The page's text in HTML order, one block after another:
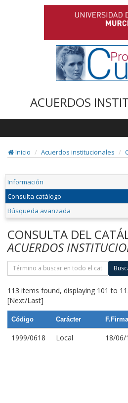
ACUERDOS
Inicio
Acuerdos institucionales
Información
Consulta catálogo
Búsqueda avanzada
CONSULTA DEL
ACUERDOS
113 items found, displaying 101 to
[Next/Last]
Código Carácter F.Firma
1999/0618 Local 18/06/